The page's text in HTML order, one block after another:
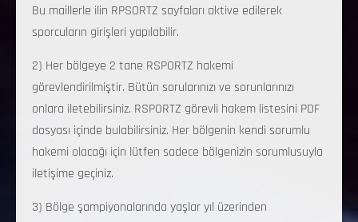
Bu maillerle ilin RPSORTZ sayfaları aktive edilerek
sporcuların girişleri yapılabilir.
2) Her bölgeye 2 tane RSPORTZ hakemi
görevlendirilmiştir. Bütün sorularınızı ve sorunlarınızı
onlara iletebilirsiniz. RSPORTZ görevli hakem listesini PDF
dosyası içinde bulabilirsiniz. Her bölgenin kendi sorumlu
hakemi olacağı için lütfen sadece bölgenizin sorumlusuyla
iletişime geçiniz.
3) Bölge şampiyonalarında yaşlar yıl üzerinden